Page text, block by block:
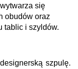
się
obudów oraz
tablic i szyldów.
szpulę.